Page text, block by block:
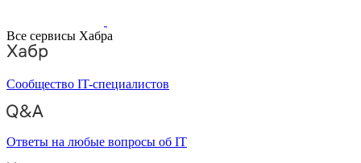
Все сервисы Хабра
Сообщество IT-специалистов
Ответы на любые вопросы об IT